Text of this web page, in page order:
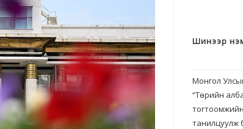
Шинээр
Монгол
“Төрийн
танилцуулж